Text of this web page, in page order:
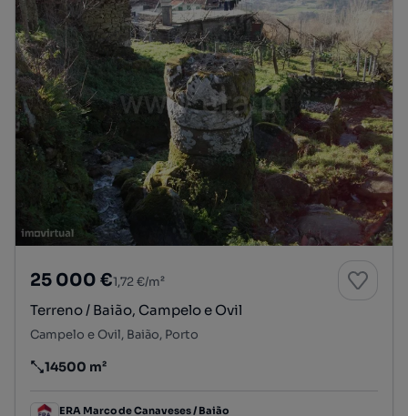
25 000 €1,72 €/m²
Terreno / Baião, Campelo e Ovil
Campelo e Ovil, Baião, Porto
Preço por metro quadrado
14500 m²
ERA Marco de Canaveses / Baião